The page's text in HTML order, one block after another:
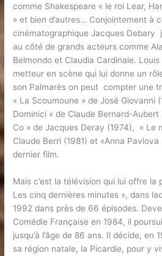
comme Shakespeare « le roi Lear,
» et bien d’autres… Conjointement à
cinématographique Jacques Debary
au côté de grands acteurs comme
Belmondo et Claudia Cardinale.
metteur en scène qui lui donne un
son Palmarès on peut compter une
« La Scoumoune » de José Giovanni
Dominici » de Claude Bernard-
Co » de Jacques Deray (1974), « Le
Claude Berri (1981) et «Anna
dernier film.
Mais c’est la télévision qui lui offre la
Les cinq dernières minutes », dans
1992 dans près de 66 épisodes.
Comédie Française en 1984, il
jusqu’à l’âge de 86 ans. Il décide, en
sa région natale, la Picardie, pour y